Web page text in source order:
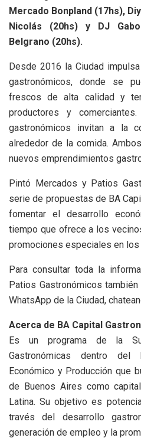
Mercado Bonpland (17hs),
Nicolás (20hs) y DJ
Belgrano (20hs).
Desde 2016 la Ciudad
gastronómicos, donde se
frescos de alta calidad y
productores y
gastronómicos invitan a la
alrededor de la comida.
nuevos emprendimientos
Pintó Mercados y Patios
serie de propuestas de BA
fomentar el desarrollo
tiempo que ofrece a los
promociones especiales en
Para consultar toda la
Patios Gastronómicos
WhatsApp de la Ciudad,
Acerca de BA Capital
Es un programa de la
Gastronómicas dentro del
Económico y Producción que
de Buenos Aires como
Latina. Su objetivo es
través del desarrollo
generación de empleo y la